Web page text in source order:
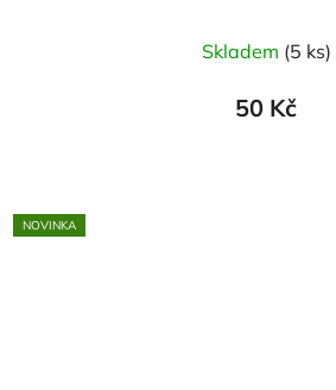
Skladem (5 ks)
50 Kč
NOVINKA